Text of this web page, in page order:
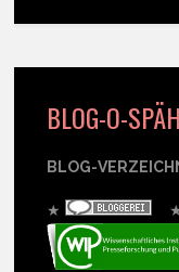
BLOG-O-
BLOG-
★